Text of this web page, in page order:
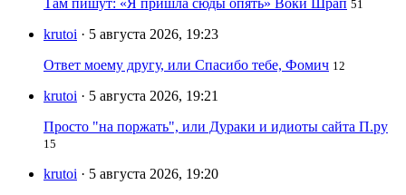
Там пишут: «Я пришла сюды опять» Воки Шрап 51
krutoi · 5 августа 2026, 19:23
Ответ моему другу, или Спасибо тебе, Фомич 12
krutoi · 5 августа 2026, 19:21
Просто "на поржать", или Дураки и идиоты сайта П.ру
15
krutoi · 5 августа 2026, 19:20